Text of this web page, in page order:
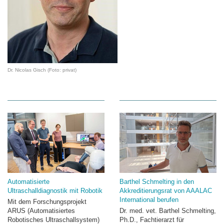
Dr. Nicolas Gisch (Foto: privat)
Automatisierte
Ultraschalldiagnostik mit Robotik
Mit dem Forschungsprojekt
ARUS (Automatisiertes
Robotisches Ultraschallsystem)
Barthel Schmelting in den
Akkreditierungsrat von AAALAC
International berufen
Dr. med. vet. Barthel Schmelting,
Ph.D., Fachtierarzt für